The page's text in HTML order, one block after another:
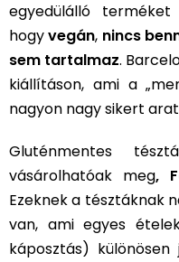
egyedülálló terméket
hogyvegán, nincs
sem tartalmaz.
kiállításon, ami a
nagyon nagy sikert
Gluténmentes
vásárolhatóak meg,
Ezeknek a tésztáknak
van, ami egyes
káposztás)